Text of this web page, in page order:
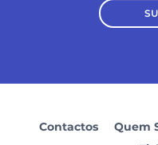
Contactos Quem